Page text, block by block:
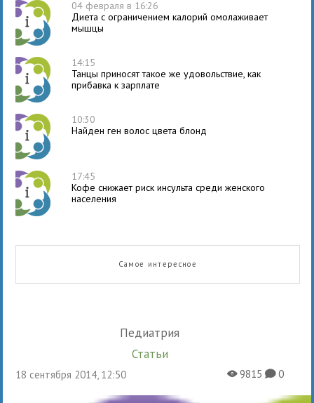
04 февраля в 16:26
Диета с ограничением калорий омолаживает
мышцы
14:15
Танцы приносят такое же удовольствие, как
прибавка к зарплате
10:30
Найден ген волос цвета блонд
17:45
Кофе снижает риск инсульта среди женского
населения
Самое интересное
Педиатрия
Статьи
18 сентября 2014, 12:50 X9815K0